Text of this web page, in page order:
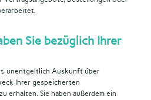
Sie bezüglich Ihrer
unentgeltlich Auskunft über
Ihrer gespeicherten
erhalten. Sie haben außerdem ein